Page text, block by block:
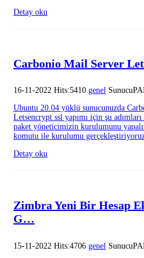
Detay oku
Carbonio Mail Server
16-11-2022 Hits:5410 genel
Ubuntu 20.04 yüklü sunucunuzda
Letsencrypt ssl yapımı için şu
paket yöneticimizin kurulumunu
komutu ile kurulumu
Detay oku
Zimbra Yeni Bir Hesap
G…
15-11-2022 Hits:4706 genel